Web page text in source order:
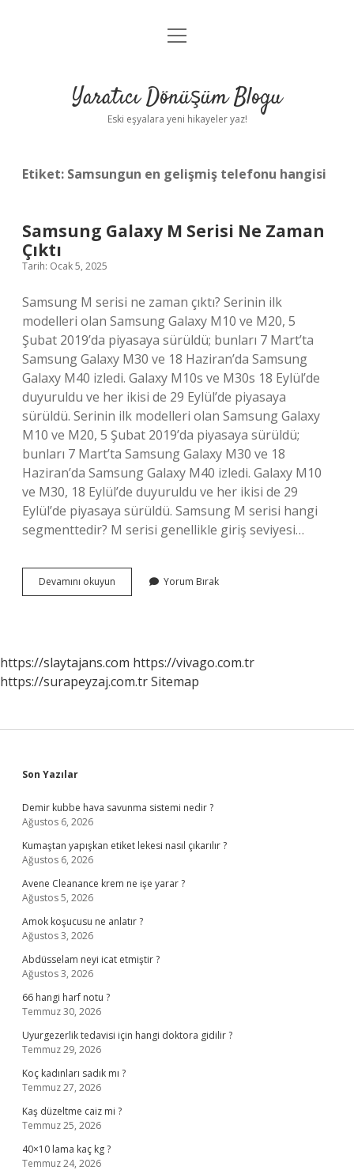
Anasayfa
Yasal Uyarı
menüyü
Yaratıcı Dönüşüm Blogu
Eski eşyalara yeni hikayeler yaz!
Etiket: Samsungun en gelişmiş telefonu hangisi
Samsung Galaxy M Serisi Ne Zaman
Çıktı
Tarih: Ocak 5, 2025
Samsung M serisi ne zaman çıktı? Serinin ilk
modelleri olan Samsung Galaxy M10 ve M20, 5
Şubat 2019’da piyasaya sürüldü; bunları 7 Mart’ta
Samsung Galaxy M30 ve 18 Haziran’da Samsung
Galaxy M40 izledi. Galaxy M10s ve M30s 18 Eylül’de
duyuruldu ve her ikisi de 29 Eylül’de piyasaya
sürüldü. Serinin ilk modelleri olan Samsung Galaxy
M10 ve M20, 5 Şubat 2019’da piyasaya sürüldü;
bunları 7 Mart’ta Samsung Galaxy M30 ve 18
Haziran’da Samsung Galaxy M40 izledi. Galaxy M10
ve M30, 18 Eylül’de duyuruldu ve her ikisi de 29
Eylül’de piyasaya sürüldü. Samsung M serisi hangi
segmenttedir? M serisi genellikle giriş seviyesi…
Devamını okuyun Samsung
Galaxy
Çıktı
Yorum Bırak
https://slaytajans.com https://vivago.com.tr
https://surapeyzaj.com.trSitemap
Sidebar
Son Yazılar
Demir kubbe hava savunma sistemi nedir ?
Ağustos 6, 2026
Kumaştan yapışkan etiket lekesi nasıl çıkarılır ?
Ağustos 6, 2026
Avene Cleanance krem ne işe yarar ?
Ağustos 5, 2026
Amok koşucusu ne anlatır ?
Ağustos 3, 2026
Abdüsselam neyi icat etmiştir ?
Ağustos 3, 2026
66 hangi harf notu ?
Temmuz 30, 2026
Uyurgezerlik tedavisi için hangi doktora gidilir ?
Temmuz 29, 2026
Koç kadınları sadık mı ?
Temmuz 27, 2026
Kaş düzeltme caiz mi ?
Temmuz 25, 2026
40×10 lama kaç kg ?
Temmuz 24, 2026